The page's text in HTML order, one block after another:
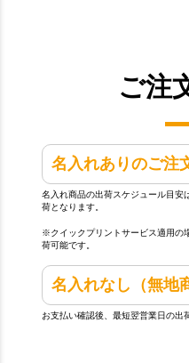
ご注
名入れありのご注
名入れ商品の出荷スケジュール目安
荷となります。
※クイックプリントサービス適用の
荷可能です。
名入れなし（無地
お支払い確認後、最短翌営業日の出